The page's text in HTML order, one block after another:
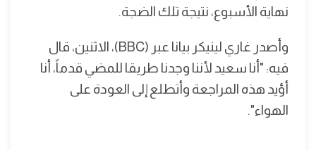
نهاية الأسبوع، نتيجة تلك الضجة.
وأصدر غاري لينيكر بيانا عبر (BBC)، الاثنين، قال
فيه: "أنا سعيد لأننا وجدنا طريقا للمضي قدماً، أنا
أؤيد هذه المراجعة وأتطلع إلى العودة على
الهواء".